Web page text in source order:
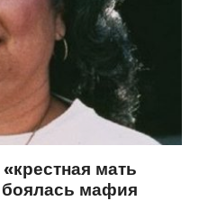
мать
боялась мафия